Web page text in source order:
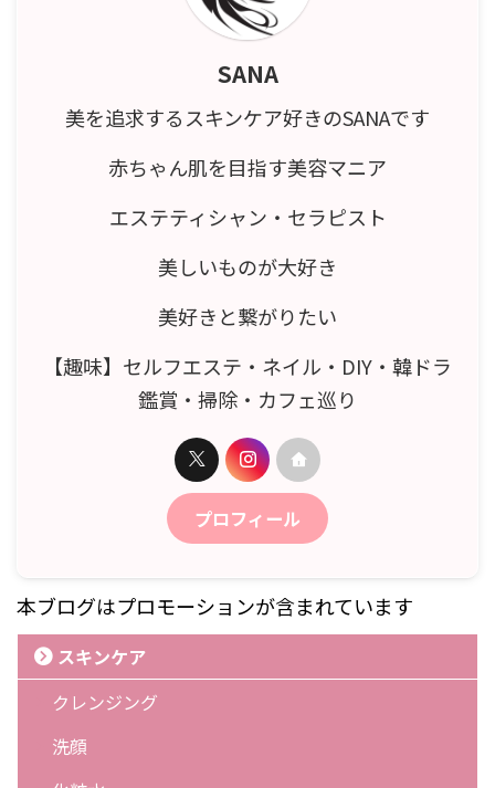
SANA
美を追求するスキンケア好きのSANAです
赤ちゃん肌を目指す美容マニア
エステティシャン・セラピスト
美しいものが大好き
美好きと繋がりたい
【趣味】セルフエステ・ネイル・DIY・韓ドラ
鑑賞・掃除・カフェ巡り
プロフィール
本ブログはプロモーションが含まれています
スキンケア
クレンジング
洗顔